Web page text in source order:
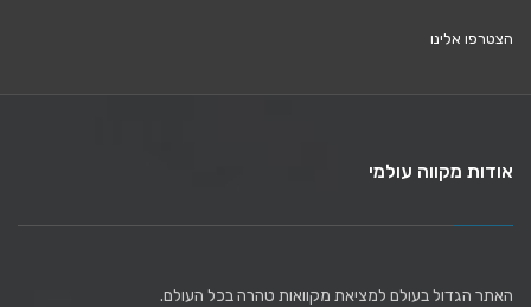
הצטרפו אלינו
אודות מקווה עולמי
האתר הגדול בעולם למציאת מקוואות טהרה בכל העולם.